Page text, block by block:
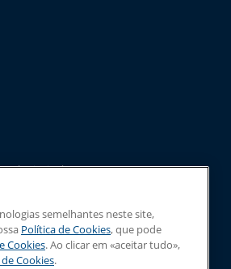
principal:+44 (0) 1480 302 100
semelhantes neste site,
Política de Cookies, que pode
Cookies. Ao clicar em «aceitar tudo»,
Cookies.